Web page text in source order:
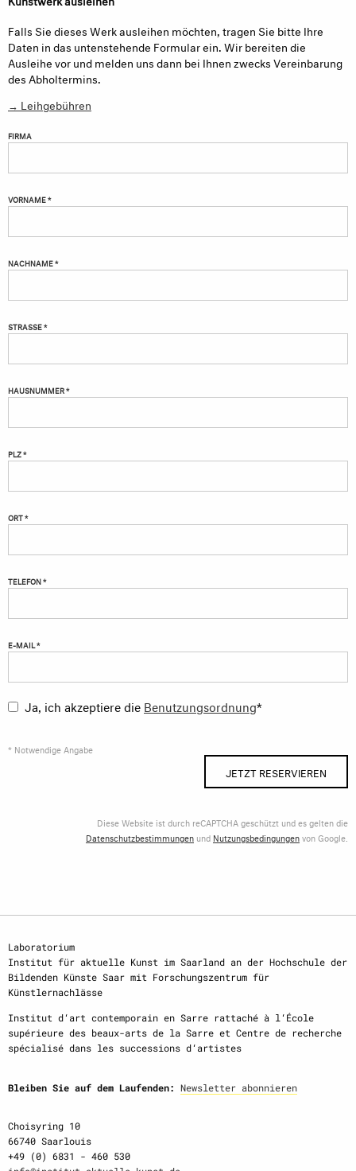
Falls Sie dieses Werk ausleihen möchten, tragen Sie bitte Ihre
Daten in das untenstehende Formular ein. Wir bereiten die
Ausleihe vor und melden uns dann bei Ihnen zwecks Vereinbarung
des Abholtermins.
→ Leihgebühren
FIRMA
VORNAME *
NACHNAME *
STRASSE *
HAUSNUMMER *
PLZ *
ORT *
TELEFON *
E-MAIL *
Ja, ich akzeptiere die Benutzungsordnung*
* Notwendige Angabe
JETZT RESERVIEREN
Diese Website ist durch reCAPTCHA geschützt und es gelten die
Datenschutzbestimmungen und Nutzungsbedingungenvon Google.
Laboratorium
Institut für aktuelle Kunst im Saarland an der Hochschule der
Bildenden Künste Saar mit Forschungszentrum für
Künstlernachlässe
Institut d‘art contemporain en Sarre rattaché à l‘École
supérieure des beaux-arts de la Sarre et Centre de recherche
spécialisé dans les successions d‘artistes
Bleiben Sie auf dem Laufenden: Newsletter abonnieren
Choisyring 10
66740 Saarlouis
+49 (0) 6831 - 460 530